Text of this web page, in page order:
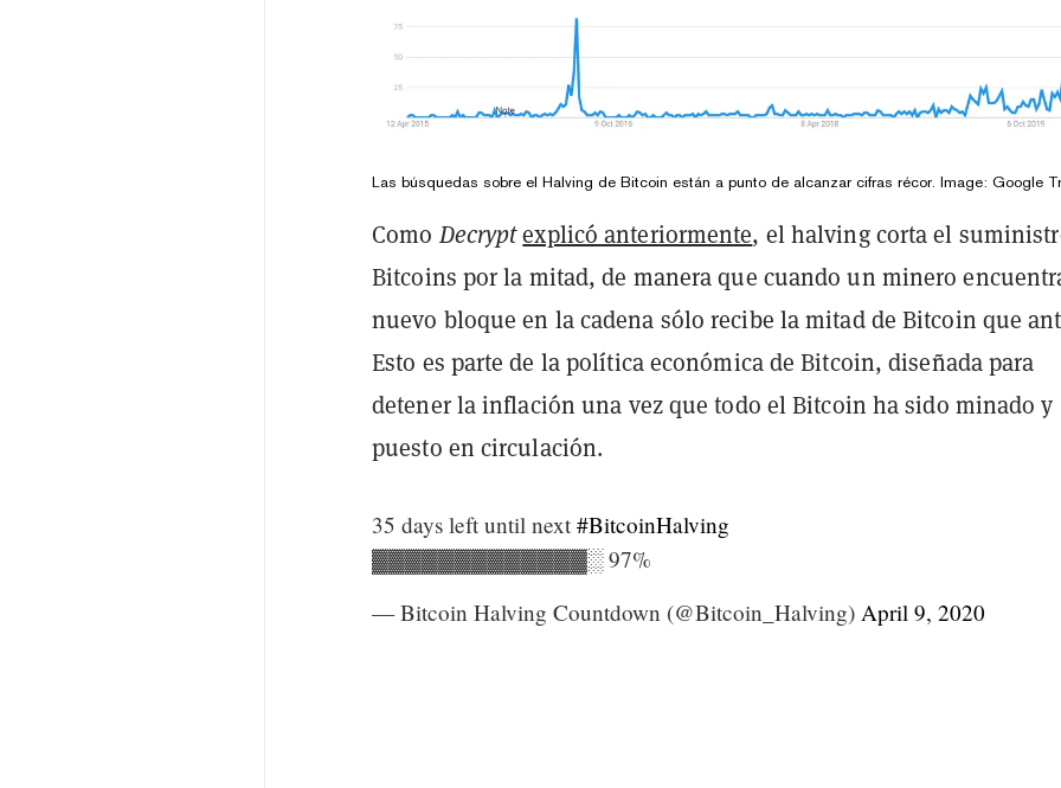
Las búsquedas sobre el Halving de Bitcoin están a punto de alcanzar cifras récor. Image: Google
ComoDecryptexplicó anteriormente, el halving corta el
Bitcoins por la mitad, de manera que cuando un minero
nuevo bloque en la cadena sólo recibe la mitad de Bitcoin que
Esto es parte de la política económica de Bitcoin, diseñada para
detener la inflación una vez que todo el Bitcoin ha sido minado y
puesto en circulación.
35 days left until next #BitcoinHalving
▓▓▓▓▓▓▓▓▓▓▓▓▓░ 97%
— Bitcoin Halving Countdown (@Bitcoin_Halving) April 9, 2020